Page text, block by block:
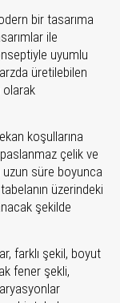
bir tasarıma
ile
uyumlu
üretilebilen
olarak
koşullarına
çelik ve
uzun süre boyunca
üzerindeki
şekilde
farklı şekil, boyut
fener şekli,